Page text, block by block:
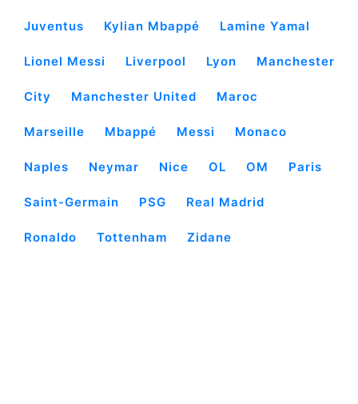
Juventus Kylian Mbappé Lamine Yamal
Lionel Messi Liverpool Lyon Manchester
City Manchester United Maroc
Marseille Mbappé Messi Monaco
Naples Neymar Nice OL OM Paris
Saint-Germain PSG Real Madrid
Ronaldo Tottenham Zidane